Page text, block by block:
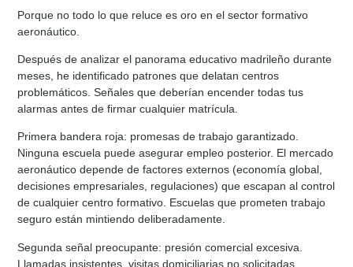
Porque no todo lo que reluce es oro en el sector formativo
aeronáutico.
Después de analizar el panorama educativo madrileño durante
meses, he identificado patrones que delatan centros
problemáticos. Señales que deberían encender todas tus
alarmas antes de firmar cualquier matrícula.
Primera bandera roja: promesas de trabajo garantizado.
Ninguna escuela puede asegurar empleo posterior. El mercado
aeronáutico depende de factores externos (economía global,
decisiones empresariales, regulaciones) que escapan al control
de cualquier centro formativo. Escuelas que prometen trabajo
seguro están mintiendo deliberadamente.
Segunda señal preocupante: presión comercial excesiva.
Llamadas insistentes, visitas domiciliarias no solicitadas,